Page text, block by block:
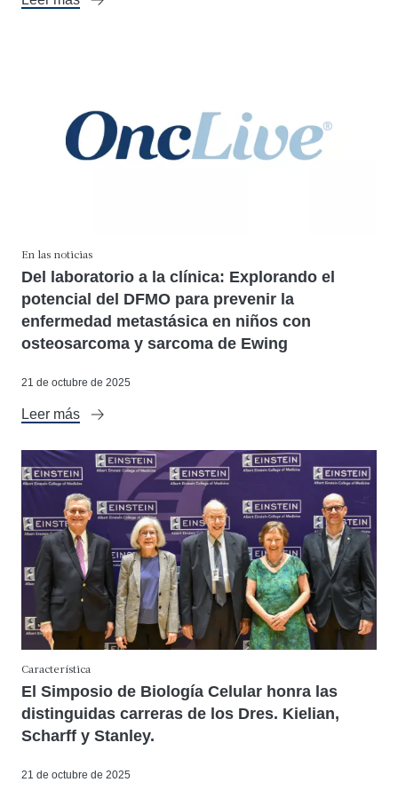
En las noticias
Del laboratorio a la clínica: Explorando el
potencial del DFMO para prevenir la
enfermedad metastásica en niños con
osteosarcoma y sarcoma de Ewing
21 de octubre de 2025
Leer más
Característica
El Simposio de Biología Celular honra las
distinguidas carreras de los Dres. Kielian,
Scharff y Stanley.
21 de octubre de 2025